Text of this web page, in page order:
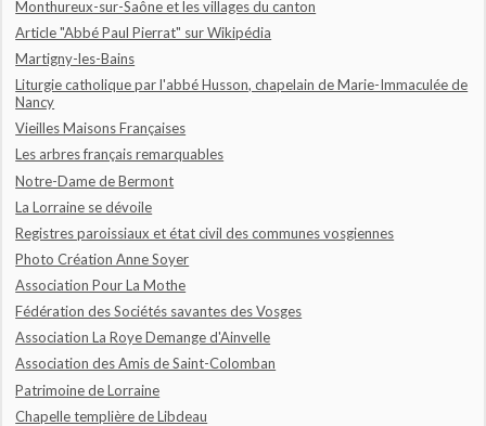
Monthureux-sur-Saône et les villages du canton
Article "Abbé Paul Pierrat" sur Wikipédia
Martigny-les-Bains
Liturgie catholique par l'abbé Husson, chapelain de Marie-Immaculée de
Nancy
Vieilles Maisons Françaises
Les arbres français remarquables
Notre-Dame de Bermont
La Lorraine se dévoile
Registres paroissiaux et état civil des communes vosgiennes
Photo Création Anne Soyer
Association Pour La Mothe
Fédération des Sociétés savantes des Vosges
Association La Roye Demange d'Ainvelle
Association des Amis de Saint-Colomban
Patrimoine de Lorraine
Chapelle templière de Libdeau